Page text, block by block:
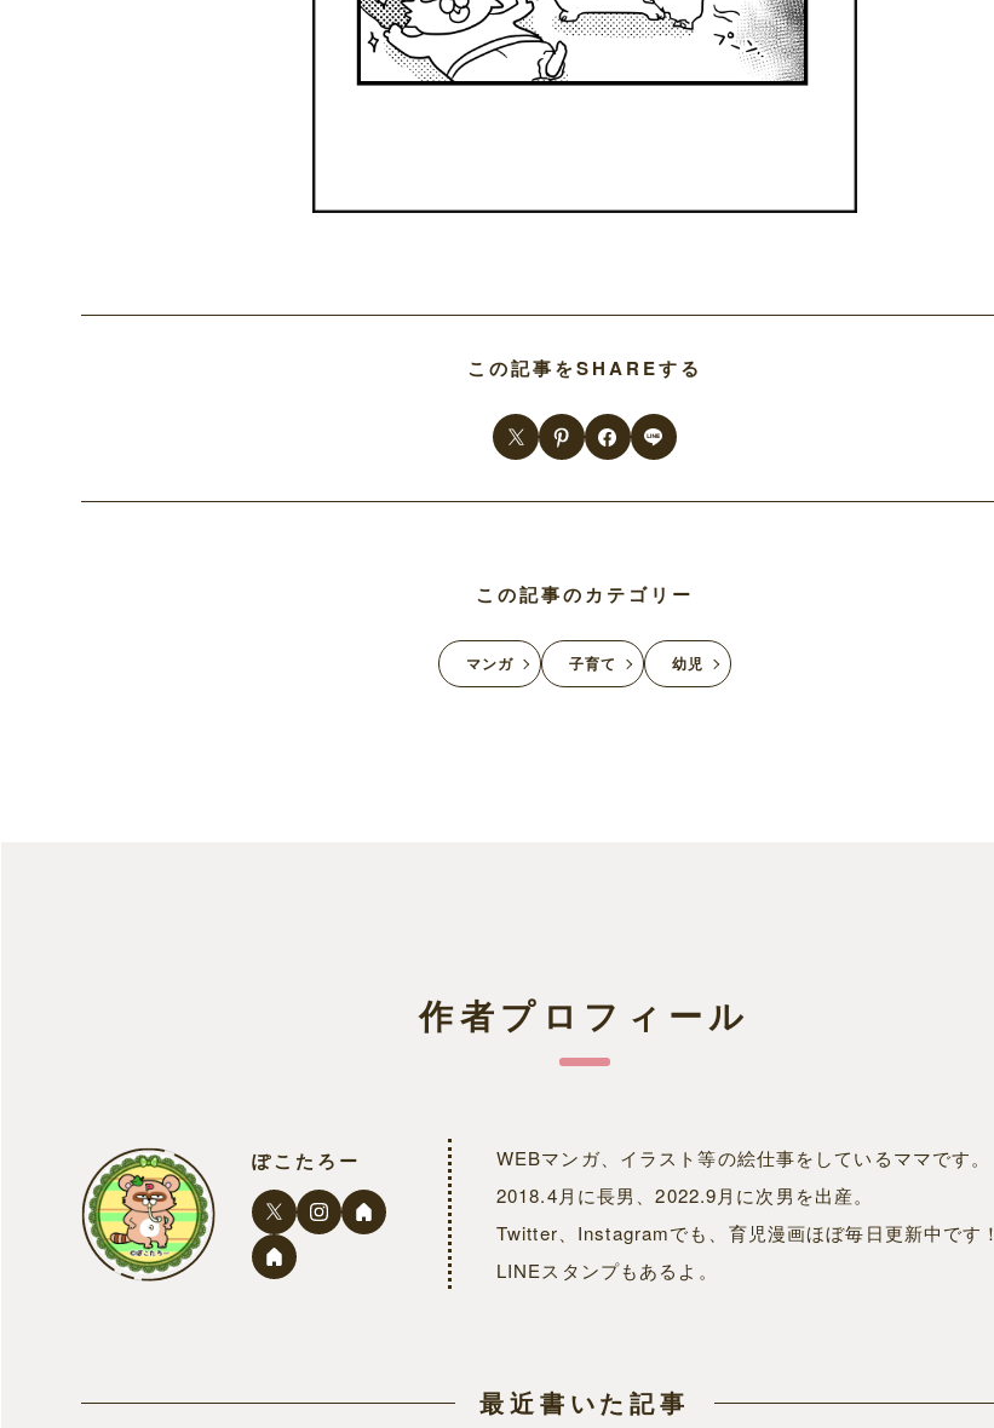
この記事をSHAREする
この記事のカテゴリー
マンガ 子育て 幼児
作者プロフィール
ぽこたろー
WEBマンガ、イラスト等の絵仕事をしているママです。
2018.4月に長男、2022.9月に次男を出産。
Twitter、Instagramでも、育児漫画ほぼ毎日更新中です！
LINEスタンプもあるよ。
最近書いた記事